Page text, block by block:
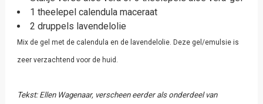
1 theelepel calendula maceraat
2 druppels lavendelolie
Mix de gel met de calendula en de lavendelolie. Deze gel/emulsie is
zeer verzachtend voor de huid.
Tekst: Ellen Wagenaar, verscheen eerder als onderdeel van